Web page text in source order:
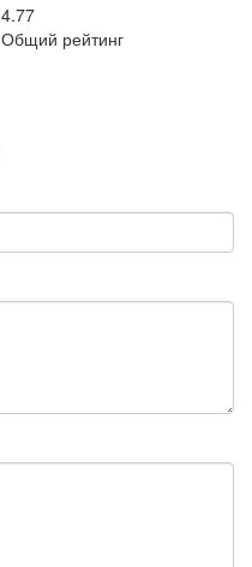
4.77
Общий рейтинг